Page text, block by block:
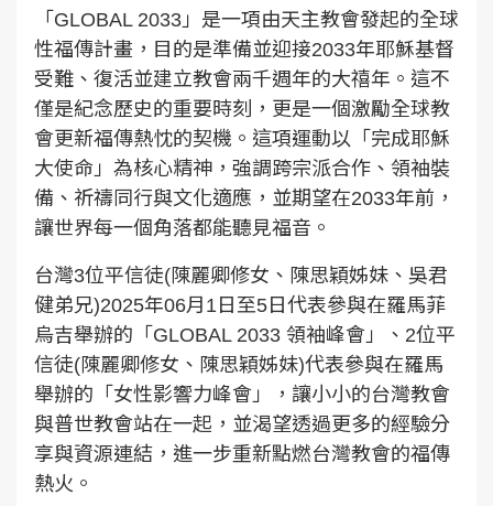
「GLOBAL 2033」是一項由天主教會發起的全球
性福傳計畫，目的是準備並迎接2033年耶穌基督
受難、復活並建立教會兩千週年的大禧年。這不
僅是紀念歷史的重要時刻，更是一個激勵全球教
會更新福傳熱忱的契機。這項運動以「完成耶穌
大使命」為核心精神，強調跨宗派合作、領袖裝
備、祈禱同行與文化適應，並期望在2033年前，
讓世界每一個角落都能聽見福音。
台灣3位平信徒(陳麗卿修女、陳思穎姊妹、吳君
健弟兄)2025年06月1日至5日代表參與在羅馬菲
烏吉舉辦的「GLOBAL 2033 領袖峰會」、2位平
信徒(陳麗卿修女、陳思穎姊妹)代表參與在羅馬
舉辦的「女性影響力峰會」，讓小小的台灣教會
與普世教會站在一起，並渴望透過更多的經驗分
享與資源連結，進一步重新點燃台灣教會的福傳
熱火。